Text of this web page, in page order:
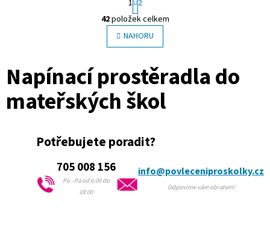
O
v
l
á
a
c
í
p
k
y
ý
p
t
r
á
n
k
á
n
í
1 2
42položek celkem
NAHORU
Napínací prostěradla do
mateřských škol
Potřebujete poradit?
705 008 156
Po - Pá od 6:00 do
18:00
info@povleceniproskolky.cz
Odpovíme vám obratem!